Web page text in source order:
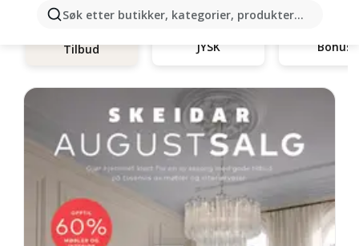
Søk etter butikker, kategorier, produkter...
Tilbud JYSK Bohus